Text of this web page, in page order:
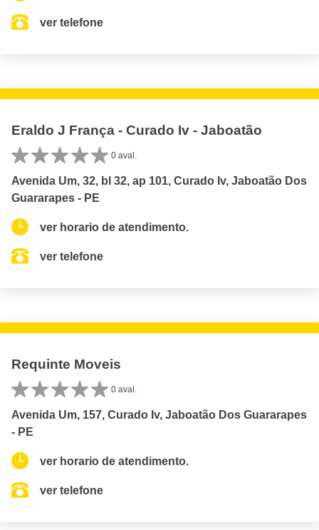
ver telefone
Eraldo J França - Curado Iv - Jaboatão
0 aval.
Avenida Um, 32, bl 32, ap 101, Curado Iv, Jaboatão Dos
Guararapes - PE
ver horario de atendimento.
ver telefone
Requinte Moveis
0 aval.
Avenida Um, 157, Curado Iv, Jaboatão Dos Guararapes
- PE
ver horario de atendimento.
ver telefone